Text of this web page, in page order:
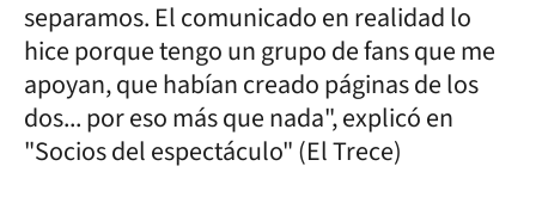
separamos. El comunicado en realidad lo
hice porque tengo un grupo de fans que me
apoyan, que habían creado páginas de los
dos... por eso más que nada", explicó en
"Socios del espectáculo" (El Trece)